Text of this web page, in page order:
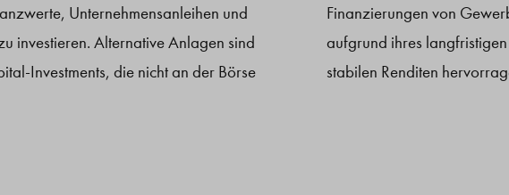
Unternehmensanleihen und
investieren. Alternative Anlagen sind
Investments, die nicht an der Börse
Sie eignen sich
Investitionscharakters und der
stabilen Renditen